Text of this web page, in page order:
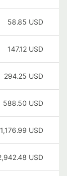
58.85 USD
147.12 USD
294.25 USD
588.50 USD
1,176.99 USD
USD